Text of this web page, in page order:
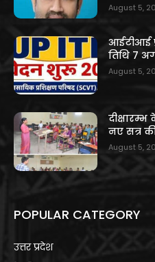
August 5,
आईटीआई
तिथि 7
August 5,
नए सत्र
August 5,
POPULAR CATEGORY
उत्तर प्रदेश